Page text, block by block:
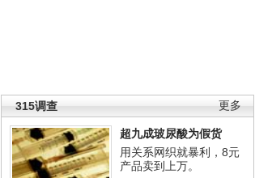
更多
315调查
超九成玻尿酸为假货
用关系网织就暴利，8元
产品卖到上万。